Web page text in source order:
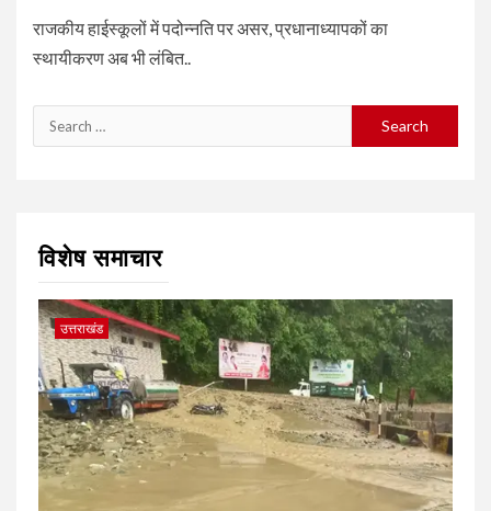
राजकीय हाईस्कूलों में पदोन्नति पर असर, प्रधानाध्यापकों का
स्थायीकरण अब भी लंबित..
Search
for:
विशेष समाचार
उत्तराखंड